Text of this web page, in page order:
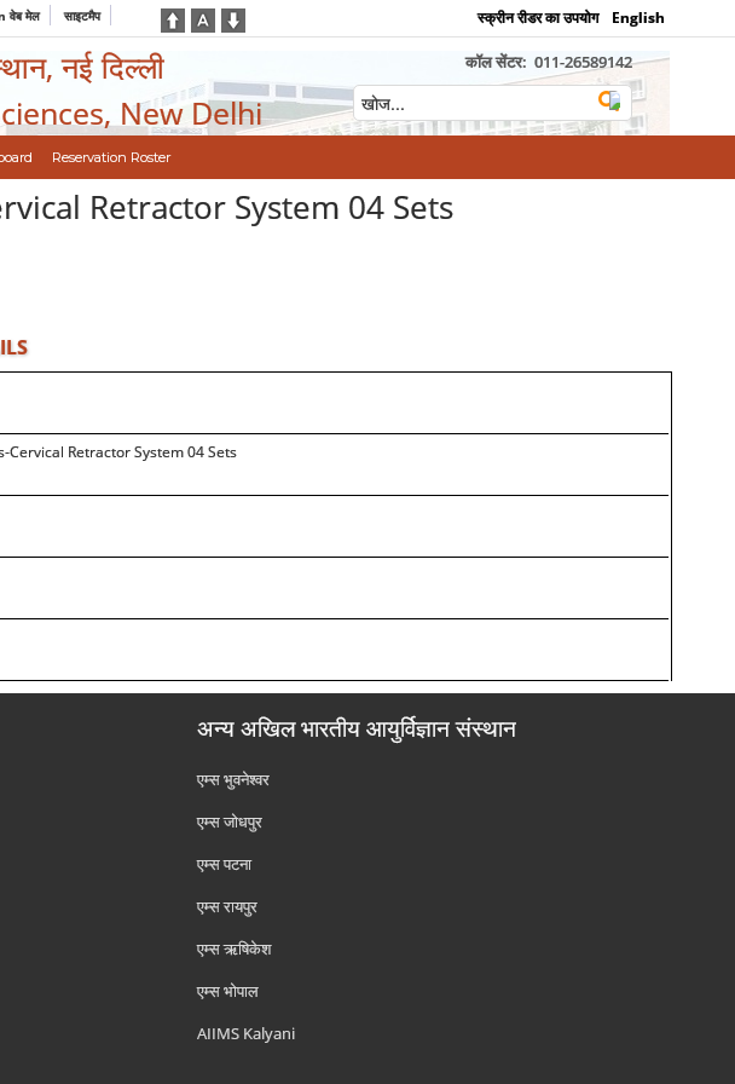
वेब मेल साइटमैप स्क्रीन रीडर का उपयोग English
नई दिल्ली
New Delhi
कॉल सेंटर: 011-26589142
Reservation Roster
Retractor System 04 Sets
Retractor System 04 Sets
अन्य अखिल भारतीय आयुर्विज्ञान संस्थान
एम्‍स भुवनेश्वर
एम्‍स जोधपुर
एम्‍स पटना
एम्‍स रायपुर
एम्‍स ऋषिकेश
एम्‍स भोपाल
AIIMS Kalyani